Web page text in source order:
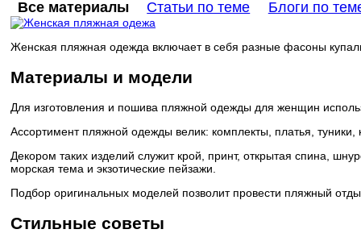
Все материалы Статьи по теме Блоги по
Женская пляжная одежда включает в себя разные фасоны
Материалы и модели
Для изготовления и пошива пляжной одежды для женщин
Ассортимент пляжной одежды велик: комплекты, платья,
Декором таких изделий служит крой, принт, открытая спина,
морская тема и экзотические пейзажи.
Подбор оригинальных моделей позволит провести пляжный
Стильные советы